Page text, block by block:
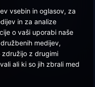
vsebin in oglasov, za
in za analize
o vaši uporabi naše
medijev,
združijo z drugimi
ali ki so jih zbrali med